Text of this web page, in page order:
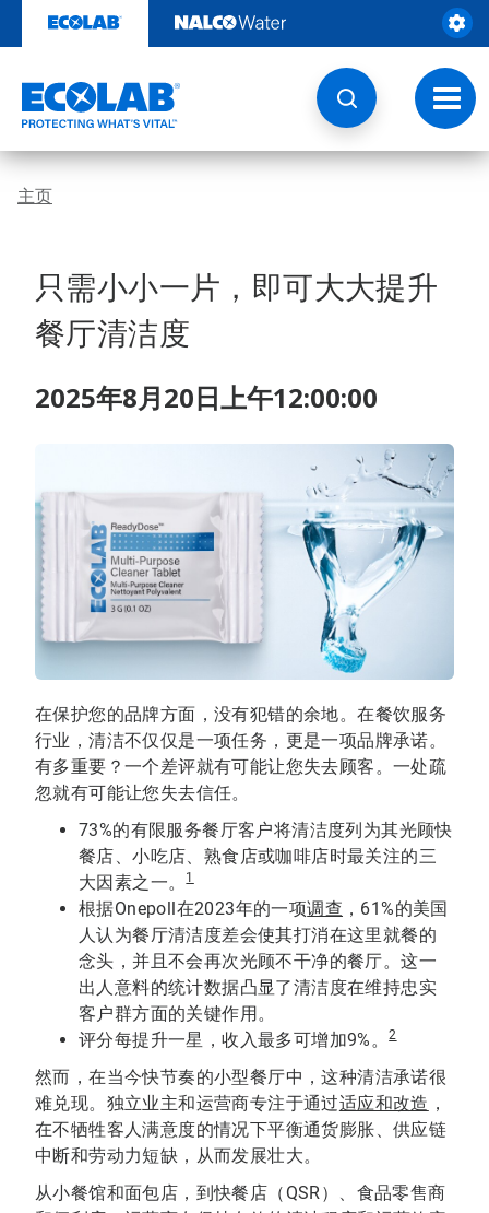
至
切
换
导
航
主页
只需小小一片，即可大大提升
餐厅清洁度
2025年8月20日上午12:00:00
在保护您的品牌方面，没有犯错的余地。在餐饮服务
行业，清洁不仅仅是一项任务，更是一项品牌承诺。
有多重要？一个差评就有可能让您失去顾客。一处疏
忽就有可能让您失去信任。
73%的有限服务餐厅客户将清洁度列为其光顾快
餐店、小吃店、熟食店或咖啡店时最关注的三
大因素之一。1
根据Onepoll在2023年的一项调查 ，61%的美国
人认为餐厅清洁度差会使其打消在这里就餐的
念头，并且不会再次光顾不干净的餐厅。这一
出人意料的统计数据凸显了清洁度在维持忠实
客户群方面的关键作用。
评分每提升一星，收入最多可增加9%。2
然而，在当今快节奏的小型餐厅中，这种清洁承诺很
难兑现。独立业主和运营商专注于通过适应和改造 ，
在不牺牲客人满意度的情况下平衡通货膨胀、供应链
中断和劳动力短缺，从而发展壮大。
从小餐馆和面包店，到快餐店（QSR）、食品零售商